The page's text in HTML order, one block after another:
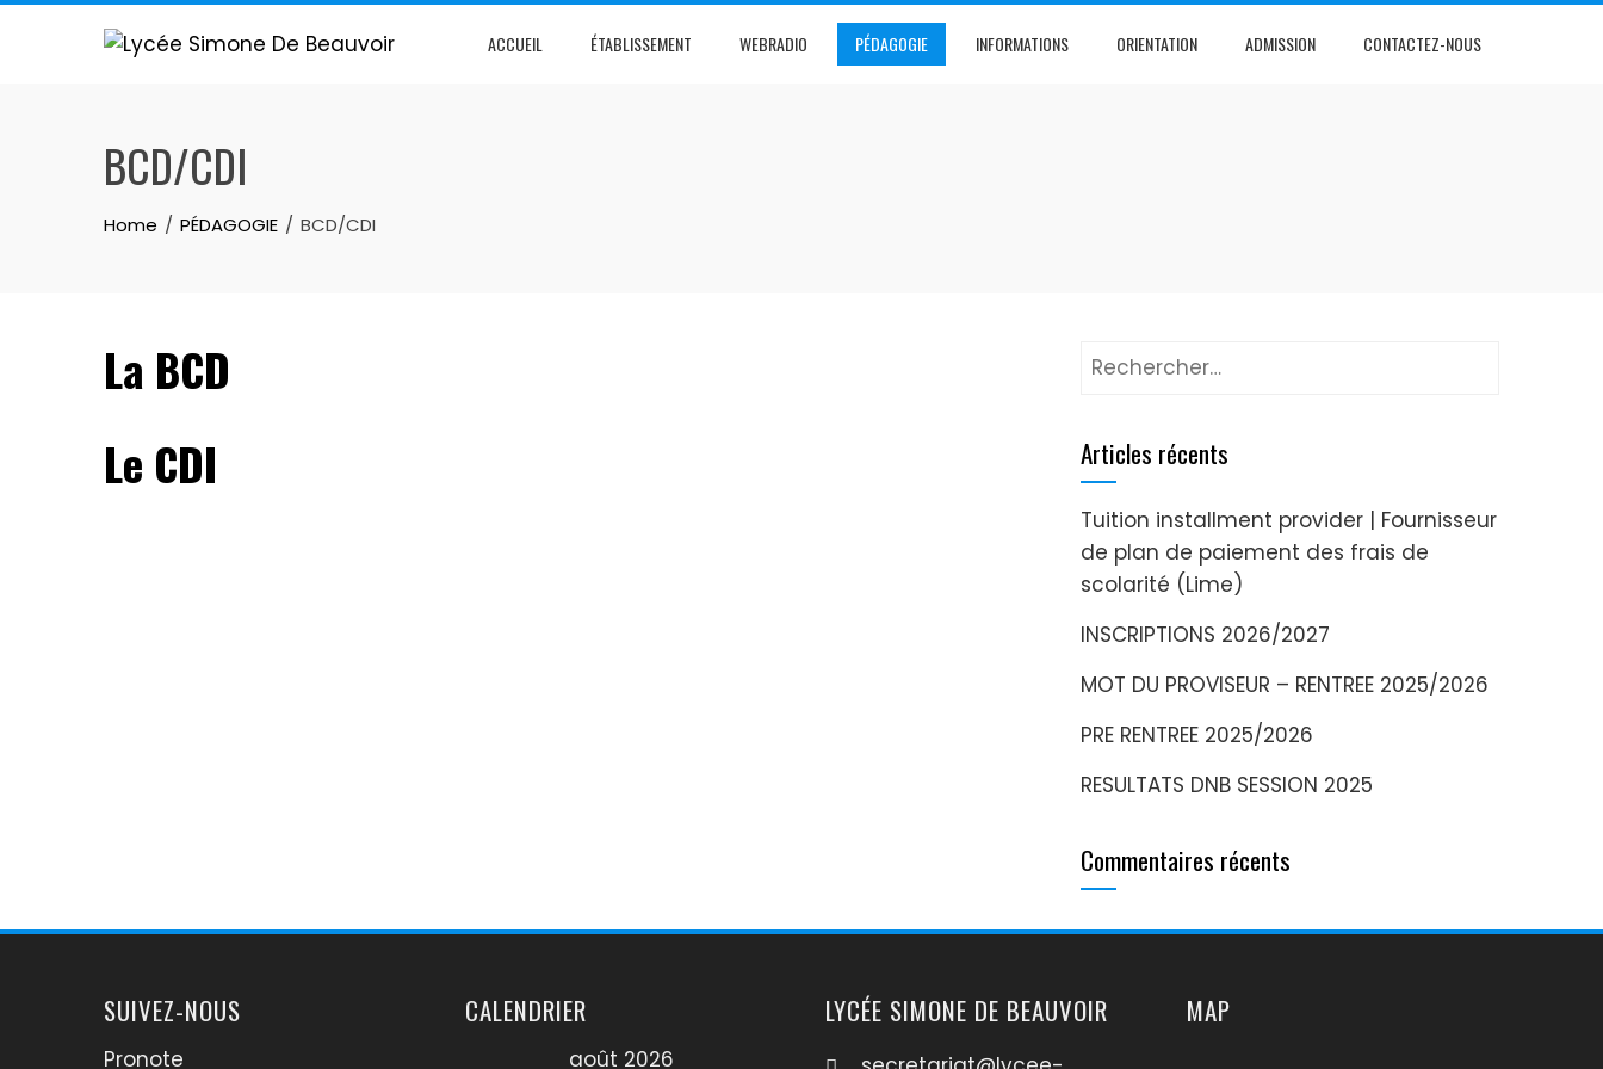
ACCUEIL ÉTABLISSEMENT WEBRADIO PÉDAGOGIE INFORMATIONS ORIENTATION ADMISSION CONTACTEZ-NOUS
BCD/CDI
Home PÉDAGOGIE BCD/CDI
La BCD
Le CDI
Articles récents
Tuition installment provider | Fournisseur
de plan de paiement des frais de
scolarité (Lime)
INSCRIPTIONS 2026/2027
MOT DU PROVISEUR – RENTREE 2025/2026
PRE RENTREE 2025/2026
RESULTATS DNB SESSION 2025
Commentaires récents
SUIVEZ-NOUS
Pronote
CALENDRIER
août 2026
LYCÉE SIMONE DE BEAUVOIR MAP